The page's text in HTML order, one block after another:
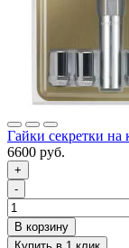
Гайки секретки на
6600 руб.
+
-